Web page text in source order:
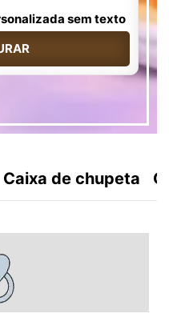
sem texto
Caixa de chupeta